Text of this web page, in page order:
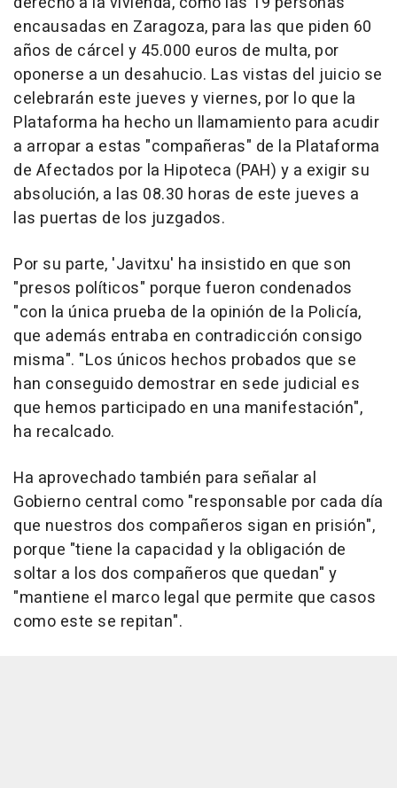
encausadas en Zaragoza, para las que piden 60
años de cárcel y 45.000 euros de multa, por
oponerse a un desahucio. Las vistas del juicio se
celebrarán este jueves y viernes, por lo que la
Plataforma ha hecho un llamamiento para acudir
a arropar a estas "compañeras" de la Plataforma
de Afectados por la Hipoteca (PAH) y a exigir su
absolución, a las 08.30 horas de este jueves a
las puertas de los juzgados.
Por su parte, 'Javitxu' ha insistido en que son
"presos políticos" porque fueron condenados
"con la única prueba de la opinión de la Policía,
que además entraba en contradicción consigo
misma". "Los únicos hechos probados que se
han conseguido demostrar en sede judicial es
que hemos participado en una manifestación",
ha recalcado.
Ha aprovechado también para señalar al
Gobierno central como "responsable por cada día
que nuestros dos compañeros sigan en prisión",
porque "tiene la capacidad y la obligación de
soltar a los dos compañeros que quedan" y
"mantiene el marco legal que permite que casos
como este se repitan".